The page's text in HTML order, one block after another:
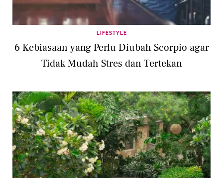
LIFESTYLE
6 Kebiasaan yang Perlu Diubah Scorpio agar
Tidak Mudah Stres dan Tertekan